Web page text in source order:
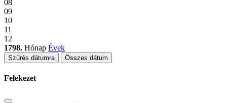
08
09
10
11
12
1798. Hónap Évek
Szűrés dátumra Összes dátum
Felekezet